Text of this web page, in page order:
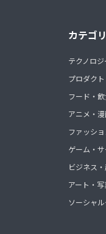
カテゴ
テクノロ
プロダクト
フード・
アニメ・
ファッシ
ゲーム・
ビジネス
アート・
ソーシャ